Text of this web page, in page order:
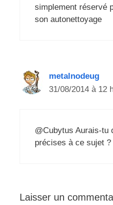
simplement réservé
son autonettoyage
metalnodeug
31/08/2014 à 12
@Cubytus Aurais-tu
précises à ce sujet
Laisser un